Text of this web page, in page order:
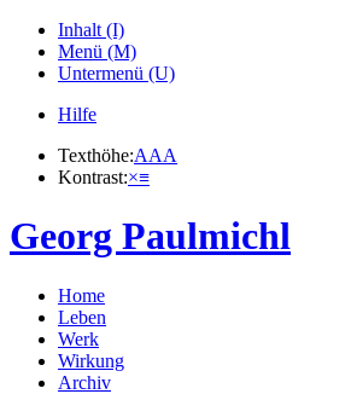
Inhalt (I)
Menü (M)
Untermenü (U)
Hilfe
Texthöhe:AAA
Kontrast:×≡
Georg Paulmichl
Home
Leben
Werk
Wirkung
Archiv